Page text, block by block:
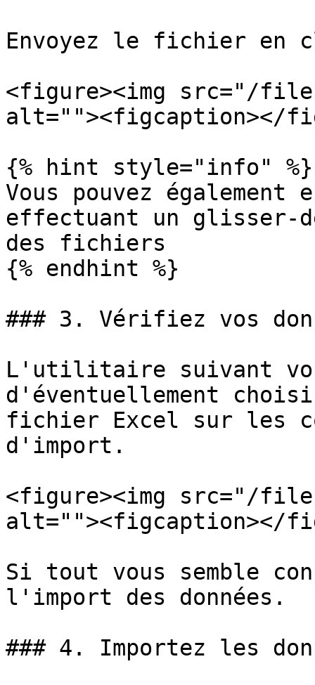
Envoyez le fichier en
<figure><img src="/files/
alt=""><figcaption></
{% hint style="info" %}
Vous pouvez
effectuant un glisser-
des fichiers
{% endhint %}
### 3. Vérifiez vos
L'utilitaire suivant
d'éventuellement
fichier Excel sur les
d'import.
<figure><img src="/
alt=""><figcaption></
Si tout vous semble
l'import des données.
### 4. Importez les